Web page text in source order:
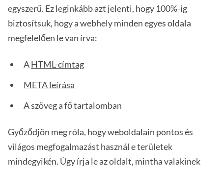
egyszerű. Ez leginkább azt jelenti, hogy 100%-ig
biztosítsuk, hogy a webhely minden egyes oldala
megfelelően le van írva:
AHTML-címtag
META leírása
A szöveg a fő tartalomban
Győződjön meg róla, hogy weboldalain pontos és
világos megfogalmazást használ e területek
mindegyikén. Úgy írja le az oldalt, mintha valakinek